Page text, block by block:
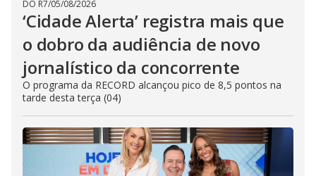
DO R7/05/08/2026
‘Cidade Alerta’ registra mais que
o dobro da audiência de novo
jornalístico da concorrente
O programa da RECORD alcançou pico de 8,5 pontos na
tarde desta terça (04)